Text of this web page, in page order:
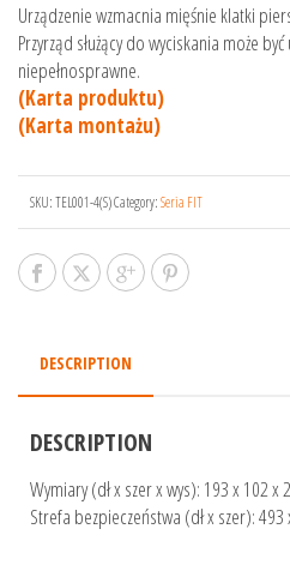
Urządzenie wzmacnia mięśnie klatki
Przyrząd służący do wyciskania może
niepełnosprawne.
(Karta produktu)
(Karta montażu)
SKU:TEL001-4(S)Category:Seria FIT
DESCRIPTION
DESCRIPTION
Wymiary (dł x szer x wys): 193 x 102 x
Strefa bezpieczeństwa (dł x szer): 493